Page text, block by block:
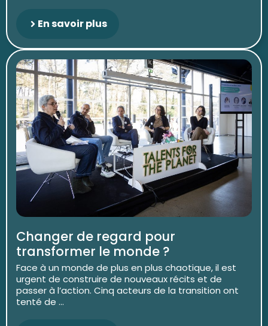
En savoir plus
Changer de regard pour
transformer le monde ?
Face à un monde de plus en plus chaotique, il est
urgent de construire de nouveaux récits et de
passer à l’action. Cinq acteurs de la transition ont
tenté de ...